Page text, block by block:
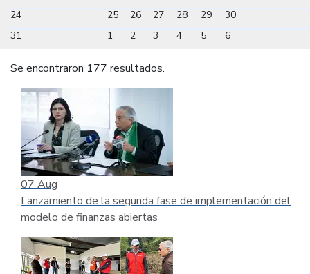
24
25 26 27 28 29
30
31
1 2 3 4 5 6
Se encontraron 177 resultados.
07 Aug
Lanzamiento de la segunda fase de implementación del
modelo de finanzas abiertas